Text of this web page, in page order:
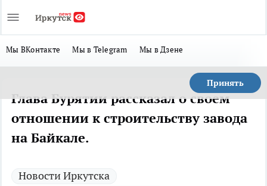
Мы ВКонтакте Мы в Telegram Мы в Дзене
Принять
Глава Бурятии рассказал о своем
отношении к строительству завода
на Байкале.
Новости Иркутска